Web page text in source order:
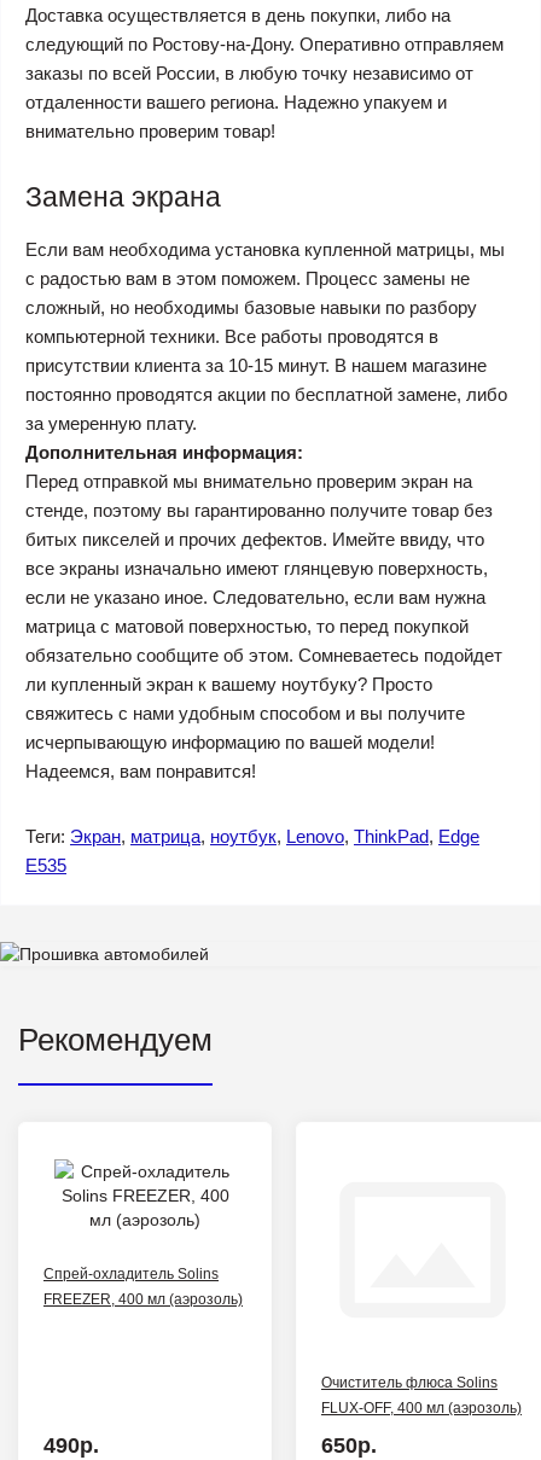
Доставка осуществляется в день покупки, либо на
следующий по Ростову-на-Дону. Оперативно отправляем
заказы по всей России, в любую точку независимо от
отдаленности вашего региона. Надежно упакуем и
внимательно проверим товар!
Замена экрана
Если вам необходима установка купленной матрицы, мы
с радостью вам в этом поможем. Процесс замены не
сложный, но необходимы базовые навыки по разбору
компьютерной техники. Все работы проводятся в
присутствии клиента за 10-15 минут. В нашем магазине
постоянно проводятся акции по бесплатной замене, либо
за умеренную плату.
Дополнительная информация:
Перед отправкой мы внимательно проверим экран на
стенде, поэтому вы гарантированно получите товар без
битых пикселей и прочих дефектов. Имейте ввиду, что
все экраны изначально имеют глянцевую поверхность,
если не указано иное. Следовательно, если вам нужна
матрица с матовой поверхностью, то перед покупкой
обязательно сообщите об этом. Сомневаетесь подойдет
ли купленный экран к вашему ноутбуку? Просто
свяжитесь с нами удобным способом и вы получите
исчерпывающую информацию по вашей модели!
Надеемся, вам понравится!
Теги: Экран, матрица, ноутбук, Lenovo, ThinkPad, Edge
E535
Рекомендуем
Спрей-охладитель Solins
FREEZER, 400 мл (аэрозоль)
490р.
Очиститель флюса Solins
FLUX-OFF, 400 мл (аэрозоль)
650р.